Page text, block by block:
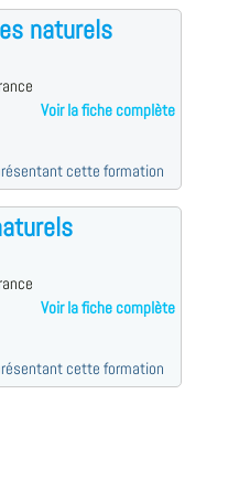
naturels
Voir la fiche complète
cette formation
Voir la fiche complète
cette formation